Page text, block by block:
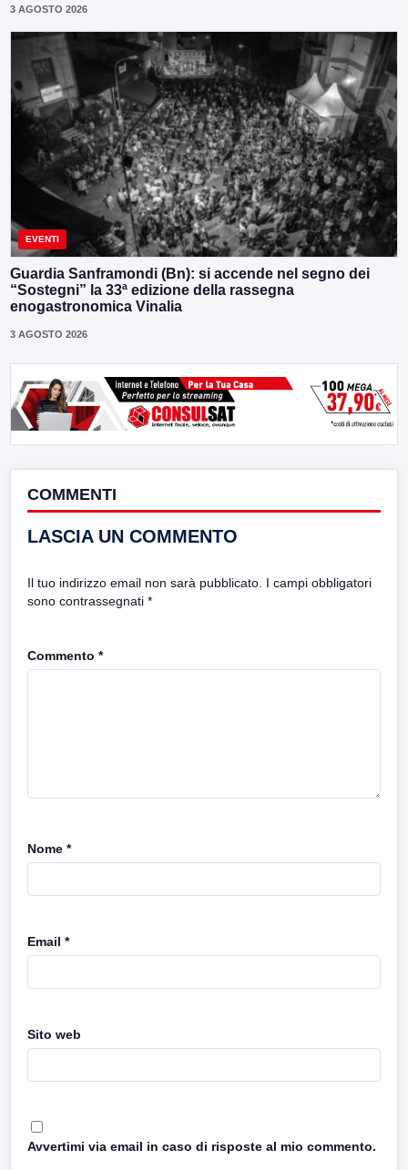
3 AGOSTO 2026
EVENTI
Guardia Sanframondi (Bn): si accende nel segno dei
“Sostegni” la 33ª edizione della rassegna
enogastronomica Vinalia
3 AGOSTO 2026
COMMENTI
LASCIA UN COMMENTO
Il tuo indirizzo email non sarà pubblicato. I campi obbligatori
sono contrassegnati *
Commento *
Nome *
Email *
Sito web
Avvertimi via email in caso di risposte al mio commento.